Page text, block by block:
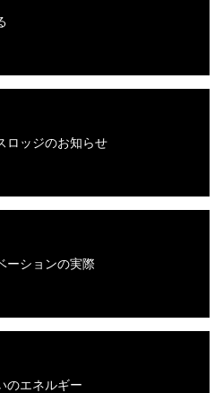
ロッジのお知らせ
ーションの実際
のエネルギー